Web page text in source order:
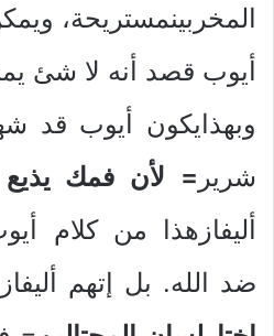
المخربينمستريحة،
أيوب قصد أنه لا شئ
وبهذايكون أيوب قد
شرير = لأن فمك يذيع
أليفازهذا من كلام
ضد الله. بل إتهم